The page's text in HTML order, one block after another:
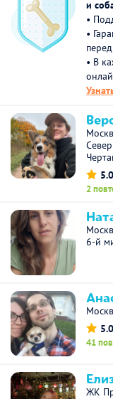
и
•
•
• В
5.0
2
6-й
5.0
41
ЖК